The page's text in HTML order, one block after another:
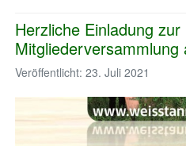
Herzliche Einladung
Mitgliederversammlung
Veröffentlicht: 23. Juli 2021